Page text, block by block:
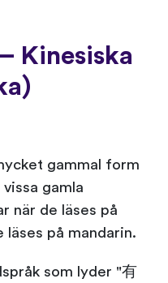
Kinesiska
gammal form
gamla
när de läses på
läses på mandarin.
som lyder "有